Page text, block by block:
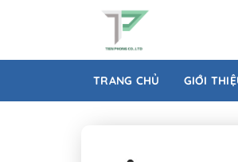
TRANG CHỦ GIỚI